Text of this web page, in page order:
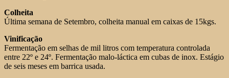
Colheita
Última semana de Setembro, colheita manual em caixas de 15kgs.
Vinificação
Fermentação em selhas de mil litros com temperatura controlada
entre 22º e 24º. Fermentação malo-láctica em cubas de inox. Estágio
de seis meses em barrica usada.